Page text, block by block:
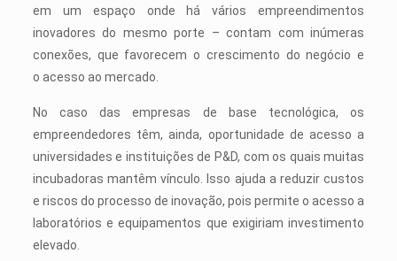
em um espaço onde há vários empreendimentos
inovadores do mesmo porte – contam com inúmeras
conexões, que favorecem o crescimento do negócio e
o acesso ao mercado.
No caso das empresas de base tecnológica, os
empreendedores têm, ainda, oportunidade de acesso a
universidades e instituições de P&D, com os quais muitas
incubadoras mantêm vínculo. Isso ajuda a reduzir custos
e riscos do processo de inovação, pois permite o acesso a
laboratórios e equipamentos que exigiriam investimento
elevado.